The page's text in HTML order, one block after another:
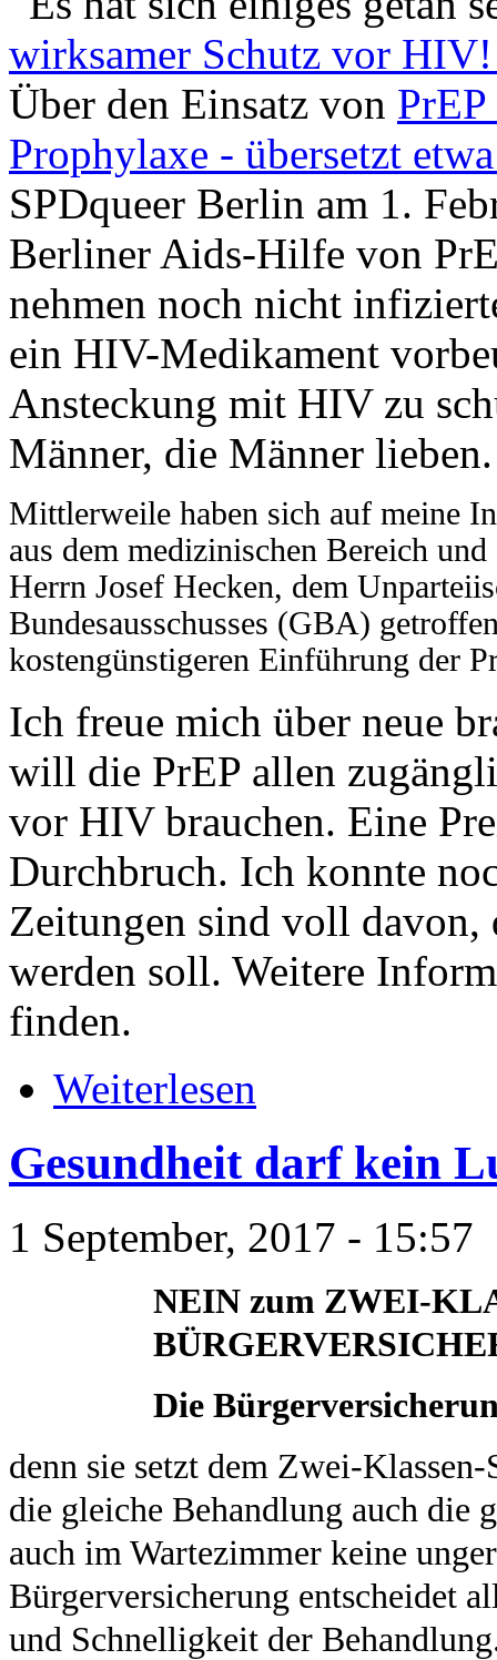
wirksamer Schutz vor
Über den Einsatz von
Prophylaxe - übersetzt
SPDqueer Berlin am 1.
Berliner Aids-Hilfe von
nehmen noch nicht
ein HIV-Medikament
Ansteckung mit HIV zu
Männer, die Männer lieben.
Mittlerweile haben sich auf meine
aus dem medizinischen Bereich
Herrn Josef Hecken, dem
Bundesausschusses (GBA)
kostengünstigeren Einführung der
Ich freue mich über neue
will die PrEP allen
vor HIV brauchen. Eine
Durchbruch. Ich konnte
Zeitungen sind voll davon,
werden soll. Weitere
finden.
Weiterlesen
Gesundheit darf kein
1 September, 2017 - 15:57
NEIN zum ZWEI-
Die
denn sie setzt dem Zwei-
die gleiche Behandlung auch die
auch im Wartezimmer keine
Bürgerversicherung entscheidet
und Schnelligkeit der